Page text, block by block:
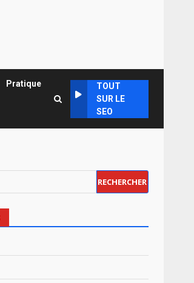
Pratique
TOUT
SUR LE
SEO